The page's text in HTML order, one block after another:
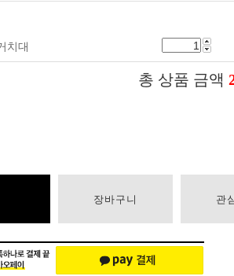
치대
총 상품 금액
장바구니 관